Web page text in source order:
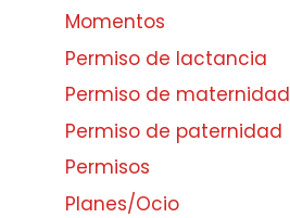
Momentos
Permiso de lactancia
Permiso de maternidad
Permiso de paternidad
Permisos
Planes/Ocio